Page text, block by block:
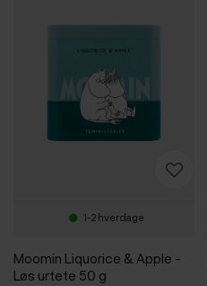
1-2 hverdage
Moomin Liquorice & Apple -
Løs urtete 50 g